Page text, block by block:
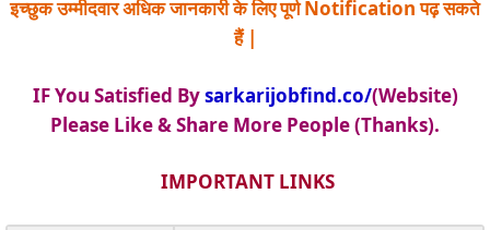
इच्छुक उम्मीदवार अधिक जानकारी के लिए पूर्ण Notification पढ़ सकते
हैं |
IF You Satisfied Bysarkarijobfind.co/(Website)
Please Like & Share More People (Thanks).
IMPORTANT LINKS